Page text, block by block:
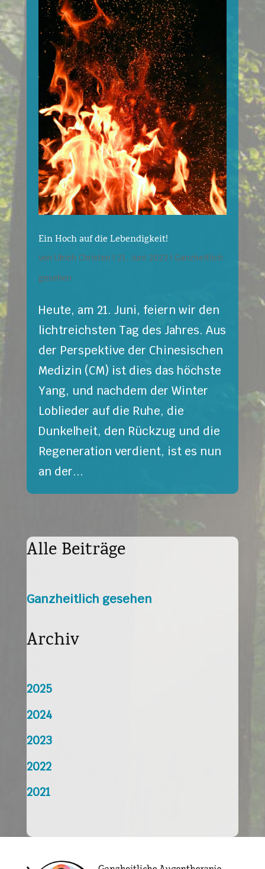
Ein Hoch auf die Lebendigkeit!
von Ulrich Christen | 21. Juni 2023 | Ganzheitlich
gesehen
Heute, am 21. Juni, feiern wir den
lichtreichsten Tag des Jahres. Aus
der Perspektive der Chinesischen
Medizin (CM) ist dies das höchste
Yang, und nachdem der Winter
Loblieder auf die Ruhe, die
Dunkelheit, den Rückzug und die
Regeneration verdient, ist es nun
an der...
Alle Beiträge
Ganzheitlich gesehen
Archiv
2025
2024
2023
2022
2021